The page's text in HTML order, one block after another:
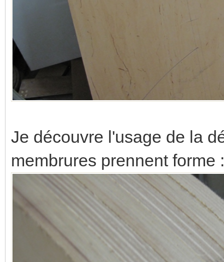
Je découvre l'usage de la
membrures prennent forme :